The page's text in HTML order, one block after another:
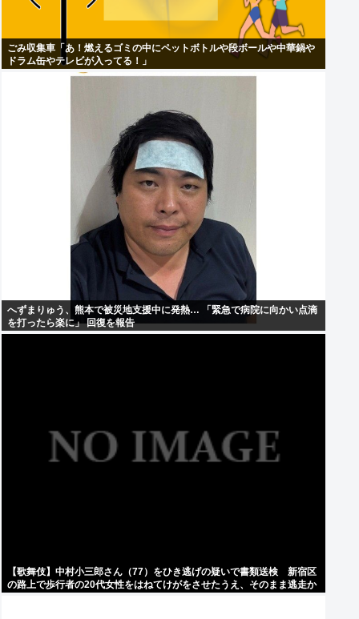
ごみ収集車「あ！燃えるゴミの中にペットボトルや段ボールや中華鍋や
ドラム缶やテレビが入ってる！」
へずまりゅう、熊本で被災地支援中に発熱… 「緊急で病院に向かい点滴
を打ったら楽に」 回復を報告
【歌舞伎】中村小三郎さん（77）をひき逃げの疑いで書類送検 新宿区
の路上で歩行者の20代女性をはねてけがをさせたうえ、そのまま逃走か